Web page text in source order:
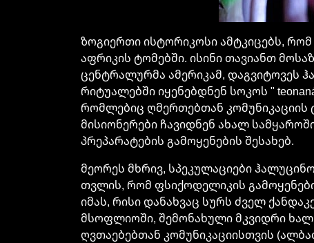
ზოგიერთი ისტორიკოსი ამტკიცებს,
აფრიკის ტომებში. ისინი თავიანთ
ცენტრალურმა ამერიკამ, დაგვიტოვეს
რიტუალებში იყენებდნენ სოკოს "
რომლებიც ღმერთებთან კომუნიკაციის
მისიონერები ჩავიდნენ ახალ
პრეპარატების გამოყენების შესახებ.
მეორეს მხრივ, სპეკულაციები
თვლის, რომ ფსიქოდელიკის
იმას, რისი დანახვაც სურს ძველ
მსოფლიოში, შემონახული მკვიდრი
ღვთაებებთან კომუნიკაციისთვის